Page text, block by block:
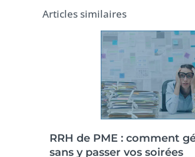
Articles similaires
RRH de PME : comment
sans y passer vos soirées